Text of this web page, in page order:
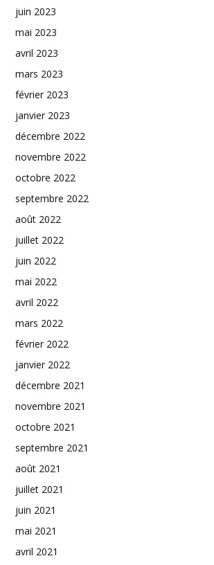
juin 2023
mai 2023
avril 2023
mars 2023
février 2023
janvier 2023
décembre 2022
novembre 2022
octobre 2022
septembre 2022
août 2022
juillet 2022
juin 2022
mai 2022
avril 2022
mars 2022
février 2022
janvier 2022
décembre 2021
novembre 2021
octobre 2021
septembre 2021
août 2021
juillet 2021
juin 2021
mai 2021
avril 2021